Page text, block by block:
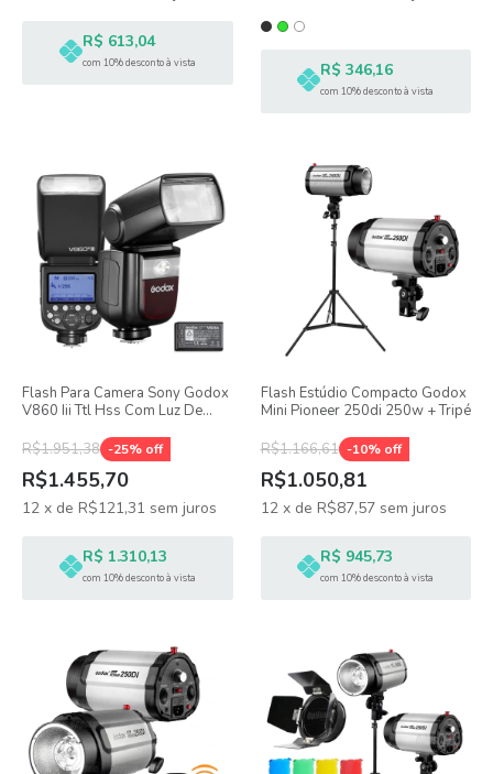
R$ 613,04
com 10% desconto à vista R$ 346,16
com 10% desconto à vista
Flash Para Camera Sony Godox
V860 Iii Ttl Hss Com Luz De
R$1.951,38 -25% off
R$1.455,70
12 x de R$121,31 sem juros
R$ 1.310,13
com 10% desconto à vista
Flash Estúdio Compacto Godox
Mini Pioneer 250di 250w + Tripé
R$1.166,61 -10% off
R$1.050,81
12 x de R$87,57 sem juros
R$ 945,73
com 10% desconto à vista